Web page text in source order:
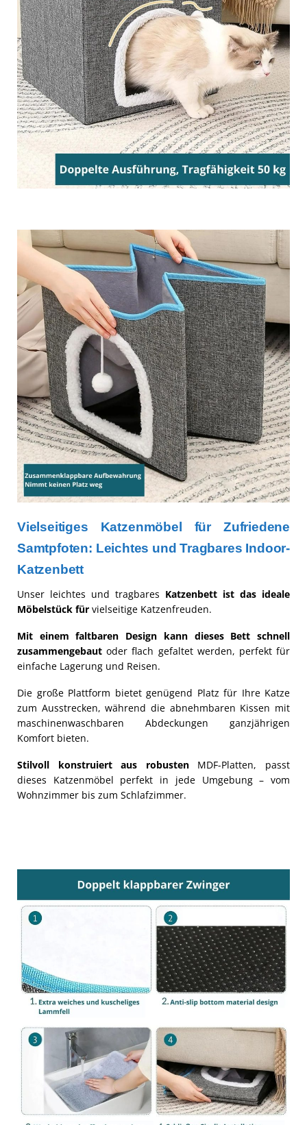
Vielseitiges Katzenmöbel für Zufriedene
Samtpfoten: Leichtes und Tragbares Indoor-
Katzenbett
Unser leichtes und tragbares Katzenbett ist das ideale
Möbelstück für vielseitige Katzenfreuden.
Mit einem faltbaren Design kann dieses Bett schnell
zusammengebaut oder flach gefaltet werden, perfekt für
einfache Lagerung und Reisen.
Die große Plattform bietet genügend Platz für Ihre Katze
zum Ausstrecken, während die abnehmbaren Kissen mit
maschinenwaschbaren Abdeckungen ganzjährigen
Komfort bieten.
Stilvoll konstruiert aus robusten MDF-Platten, passt
dieses Katzenmöbel perfekt in jede Umgebung – vom
Wohnzimmer bis zum Schlafzimmer.